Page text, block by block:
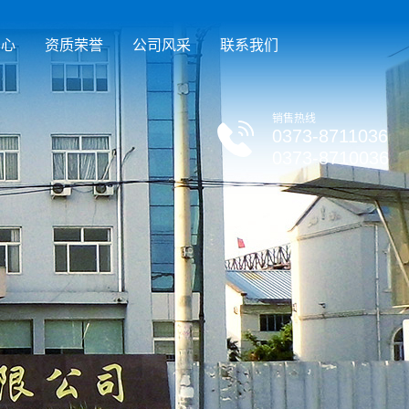
资质荣誉 公司风采 联系我们
销售热线
0373-8711036
0373-8710036